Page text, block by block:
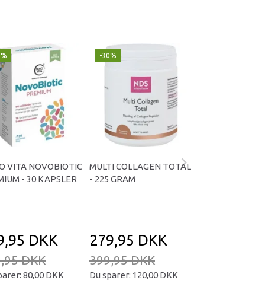
VITA NOVOBIOTIC
- 30 KAPSLER
DKK
DKK
80,00 DKK
-30%
MULTI COLLAGEN TOTAL
- 225 GRAM
279,95 DKK
399,95 DKK
Du sparer: 120,00 DKK